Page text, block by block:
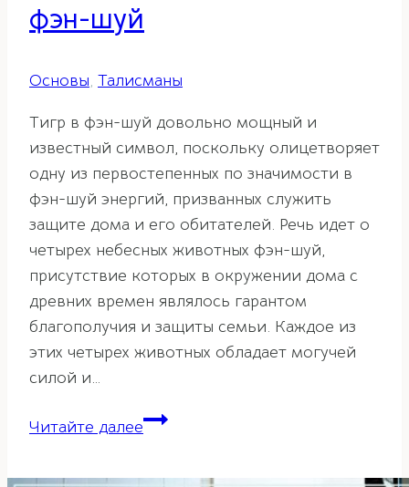
фэн-шуй
Основы, Талисманы
Тигр в фэн-шуй довольно мощный и
известный символ, поскольку олицетворяет
одну из первостепенных по значимости в
фэн-шуй энергий, призванных служить
защите дома и его обитателей. Речь идет о
четырех небесных животных фэн-шуй,
присутствие которых в окружении дома с
древних времен являлось гарантом
благополучия и защиты семьи. Каждое из
этих четырех животных обладает могучей
силой и…
Читайте далееТигр